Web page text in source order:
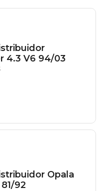
4.3 V6 94/03
Opala
92